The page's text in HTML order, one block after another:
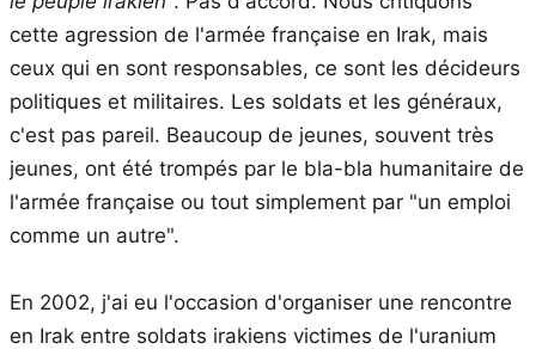
cette agression de l'armée française en Irak, mais
ceux qui en sont responsables, ce sont les décideurs
politiques et militaires. Les soldats et les généraux,
c'est pas pareil. Beaucoup de jeunes, souvent très
jeunes, ont été trompés par le bla-bla humanitaire de
l'armée française ou tout simplement par "un emploi
comme un autre".
En 2002, j'ai eu l'occasion d'organiser une rencontre
en Irak entre soldats irakiens victimes de l'uranium